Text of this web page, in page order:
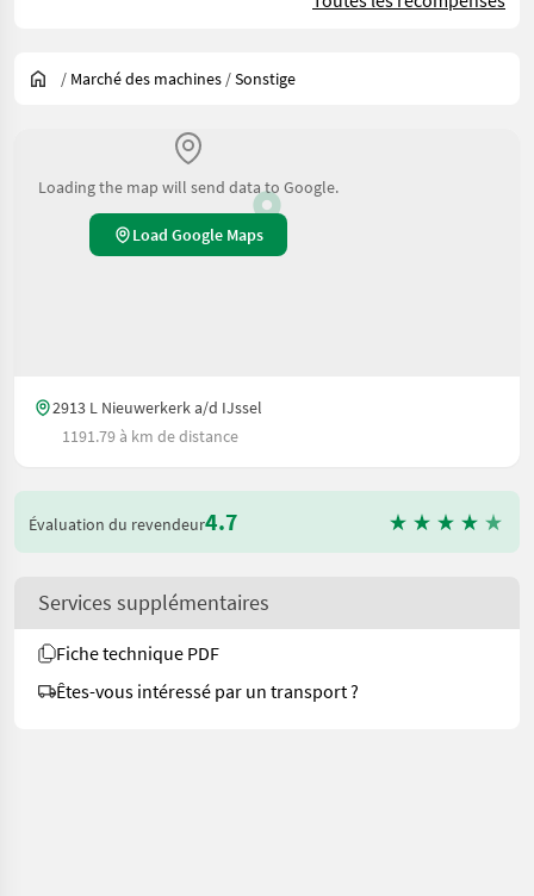
/ Marché des machines /Sonstige
Loading the map will send data to Google.
Load Google Maps
2913 L Nieuwerkerk a/d IJssel
1191.79 à km de distance
Évaluation du revendeur4.7
Services supplémentaires
Fiche technique PDF
Êtes-vous intéressé par un transport ?